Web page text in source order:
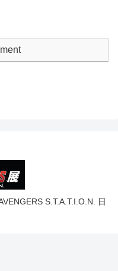
S.T.A.T.I.O.N. 日